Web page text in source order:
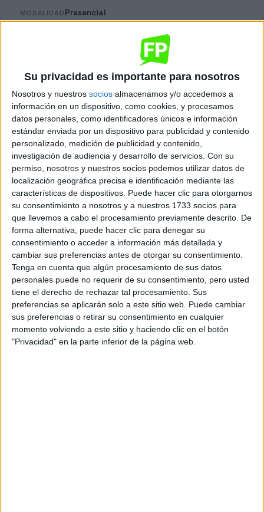
Su privacidad es importante para nosotros
Nosotros y nuestros socios almacenamos y/o accedemos a
información en un dispositivo, como cookies, y procesamos
datos personales, como identificadores únicos e información
estándar enviada por un dispositivo para publicidad y contenido
personalizado, medición de publicidad y contenido,
investigación de audiencia y desarrollo de servicios. Con su
permiso, nosotros y nuestros socios podemos utilizar datos de
localización geográfica precisa e identificación mediante las
características de dispositivos. Puede hacer clic para otorgarnos
su consentimiento a nosotros y a nuestros 1733 socios para
que llevemos a cabo el procesamiento previamente descrito. De
forma alternativa, puede hacer clic para denegar su
consentimiento o acceder a información más detallada y
cambiar sus preferencias antes de otorgar su consentimiento.
Tenga en cuenta que algún procesamiento de sus datos
personales puede no requerir de su consentimiento, pero usted
tiene el derecho de rechazar tal procesamiento. Sus
preferencias se aplicarán solo a este sitio web. Puede cambiar
sus preferencias o retirar su consentimiento en cualquier
momento volviendo a este sitio y haciendo clic en el botón
"Privacidad" en la parte inferior de la página web.
MODALIDAD Presencial
Explotación de Sistemas Informáticos
Presencial
Explotación de Sistemas Informáticos
CFPE Educatec
Cáceres Grado Medio Privado
Quiero saber más→
Explotación de Sistemas Informáticos
CFPE Aldana S.C.L.
Grado Medio
Presencial